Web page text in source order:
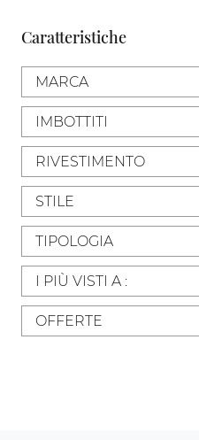
Caratteristiche
MARCA
IMBOTTITI
RIVESTIMENTO
STILE
TIPOLOGIA
I PIÙ VISTI A :
OFFERTE